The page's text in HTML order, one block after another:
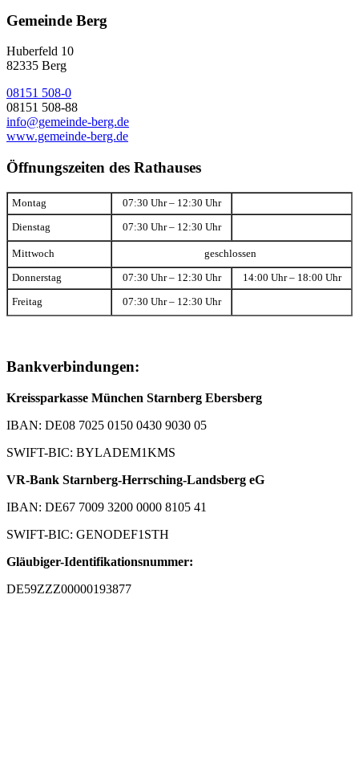
Gemeinde Berg
Huberfeld 10
82335 Berg
08151 508-0
08151 508-88
info@gemeinde-berg.de
www.gemeinde-berg.de
Öffnungszeiten des Rathauses
Montag 07:30 Uhr – 12:30 Uhr
Dienstag 07:30 Uhr – 12:30 Uhr
Mittwoch geschlossen
Donnerstag 07:30 Uhr – 12:30 Uhr 14:00 Uhr – 18:00 Uhr
Freitag 07:30 Uhr – 12:30 Uhr
Bankverbindungen:
Kreissparkasse München Starnberg Ebersberg
IBAN: DE08 7025 0150 0430 9030 05
SWIFT-BIC: BYLADEM1KMS
VR-Bank Starnberg-Herrsching-Landsberg eG
IBAN: DE67 7009 3200 0000 8105 41
SWIFT-BIC: GENODEF1STH
Gläubiger-Identifikationsnummer:
DE59ZZZ00000193877